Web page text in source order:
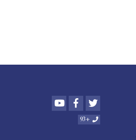
Youtube Facebook
+93